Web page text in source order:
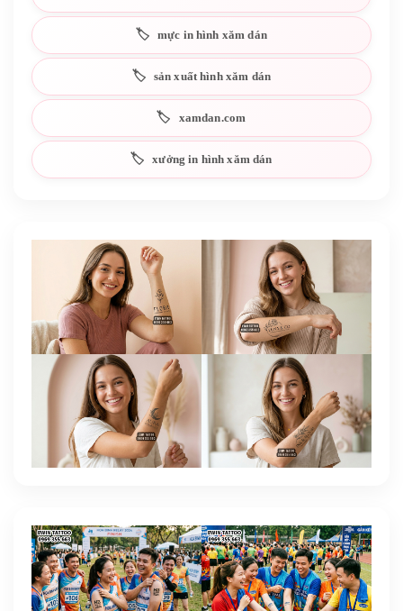
mực in hình xăm dán
sản xuất hình xăm dán
xamdan.com
xưởng in hình xăm dán